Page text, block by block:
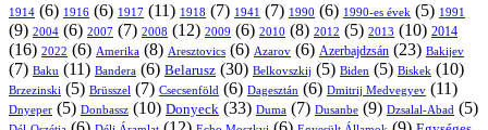
1914 (6) 1916 (6) 1917 (11) 1918 (7) 1941 (7) 1990 (6) 1990-es évek (5) 1991
(9) 2004 (6) 2007 (7) 2008 (12) 2009 (6) 2010 (8) 2012 (5) 2013 (10) 2014
(16) 2022 (6) Amerika (8) Aresztovics (6) Azarov (6) Azerbajdzsán (23) Bakijev
(7) Baku (11) Bandera (6) Belarusz (30) Belkovszkij (5) Biden (5) Biskek (10)
Brzezinski (5) Brüsszel (7) Csecsenföld (6) Dagesztán (6) Dmitrij Medvegyev (11)
Dnyeper (5) Donbassz (10) Donyeck (33) Duma (7) Dusanbe (9) Dzsalal-Abad (5)